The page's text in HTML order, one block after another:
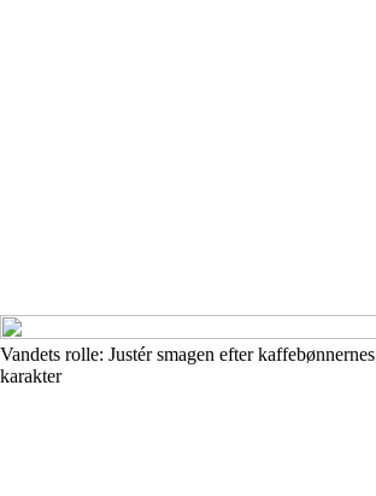
Vandets rolle: Justér smagen efter kaffebønnernes
karakter